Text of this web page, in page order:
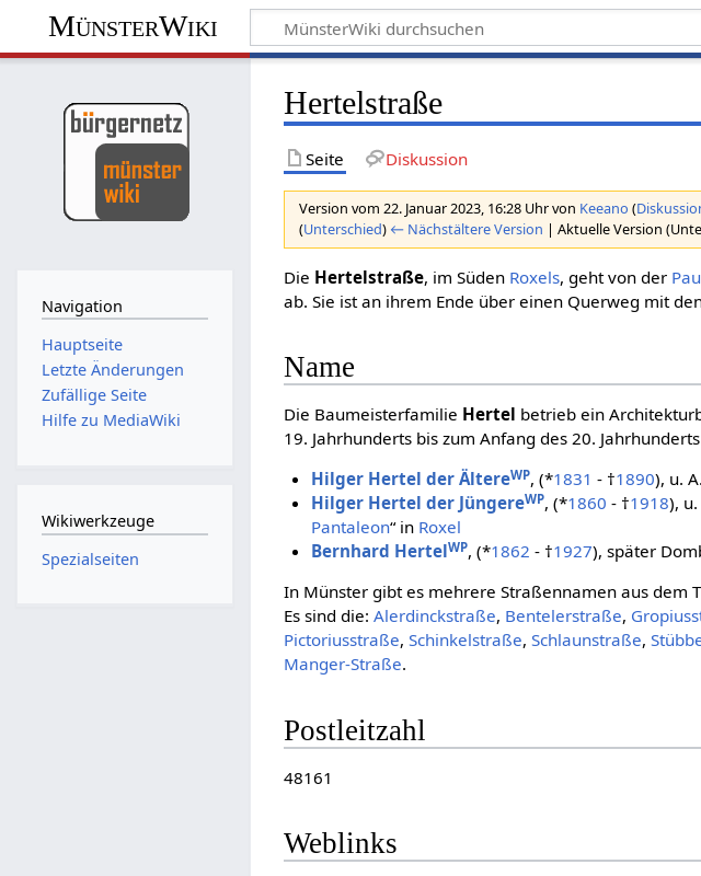
MünsterWiki
Hertelstraße
Seite Diskussion
Version vom 22. Januar 2023, 16:28 Uhr von Keeano (
(Unterschied) ← Nächstältere Version | Aktuelle Version
Die Hertelstraße, im Süden Roxels, geht von der
ab. Sie ist an ihrem Ende über einen Querweg mit
Name
Die Baumeisterfamilie Hertel betrieb ein
19. Jahrhunderts bis zum Anfang des 20.
Hilger Hertel der ÄltereWP, (*1831 - †1890), u.
Hilger Hertel der JüngereWP, (*1860 - †1918),
Pantaleon“ in Roxel
Bernhard HertelWP, (*1862 - †1927), später
In Münster gibt es mehrere Straßennamen aus dem
Es sind die:Alerdinckstraße, Bentelerstraße,
Pictoriusstraße,Schinkelstraße,Schlaunstraße,
Manger-Straße.
Postleitzahl
48161
Weblinks
Navigation
Hauptseite
Letzte Änderungen
Zufällige Seite
Hilfe zu MediaWiki
Wikiwerkzeuge
Spezialseiten